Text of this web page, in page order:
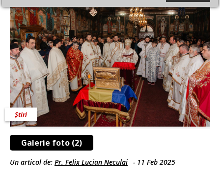
Galerie foto (2)
Știri
Un articol de: Pr. Felix Lucian Neculai - 11 Feb 2025